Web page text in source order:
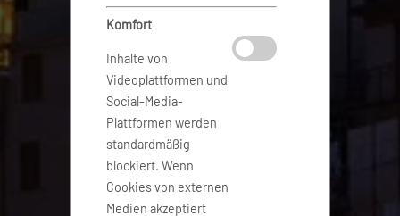
Komfort
Inhalte von
Videoplattformen und
Social-Media-
Plattformen werden
standardmäßig
blockiert. Wenn
Cookies von externen
Medien akzeptiert